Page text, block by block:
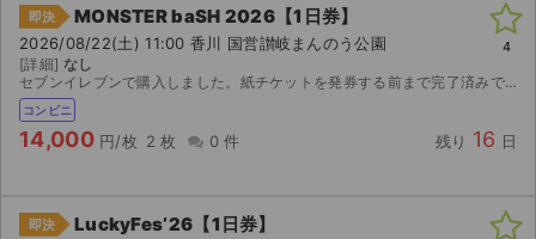
即決 MONSTER baSH 2026【1日券】
2026/08/22(土) 11:00 香川 国営讃岐まんのう公園
[詳細] なし
セブンイレブンで購入しました。紙チケットを発券する前まで完了済みです
コンビニ
14,000 円/枚 2 枚 0 件 残り 16 日
4
即決 LuckyFes’26【1日券】